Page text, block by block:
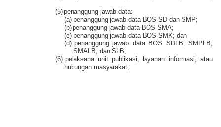
(5)penanggung jawab data:
(a) penanggung jawab data BOS SD dan SMP;
(b)penanggung jawab data BOS SMA;
(c) penanggung jawab data BOS SMK; dan
(d) penanggung jawab data BOS SDLB, SMPLB,
SMALB, dan SLB;
(6) pelaksana unit publikasi, layanan informasi, atau
hubungan masyarakat;